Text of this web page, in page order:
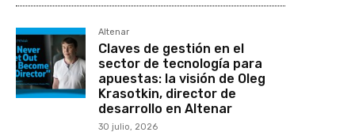
Altenar
Claves de gestión en el
sector de tecnología para
apuestas: la visión de Oleg
Krasotkin, director de
desarrollo en Altenar
30 julio, 2026